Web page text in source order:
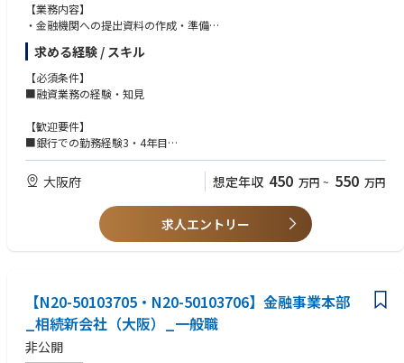
【業務内容】
・金融機関への提出資料の作成・準備
・融資申請に関する各種書類の取りまとめ
・不動産開発・建築プロジェクトごとの進捗管理
・物件の取得、着工、上棟、竣工など各工程における融資実行タイミング
の管理
・財務担当者への進捗報告・情報共有
・その他、財務関連の事務サポート業務
融資業務そのものを担当するというよりも、財務担当者が円滑に業務を進
められるようサポートし、各案件の資金調達スケジュールを管理するポジ
求める経験 / スキル
【必須条件】
■融資業務の経験・知見
【歓迎要件】
■銀行での勤務経験3・4年目
■不動産業界での勤務経験
大阪府 想定年収 450 万円 ~ 550 万円
求人エントリー
【N20-50103705・N20-50103706】金融事業本部
_相続新会社（大阪）_一般職
非公開